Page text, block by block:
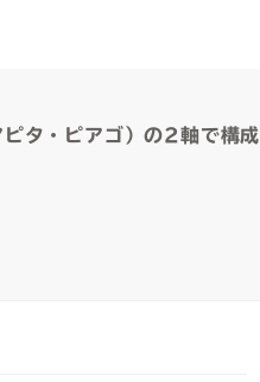
タ・ピアゴ）の2軸で構成